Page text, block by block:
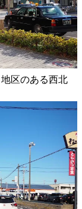
区のある西北